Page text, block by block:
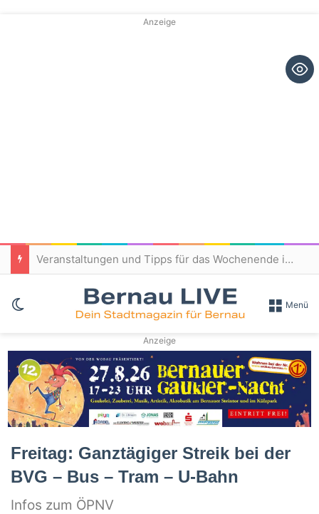
Anzeige
Veranstaltungen und Tipps für das Wochenende in und um Bernau
Skin umschalten Menü
Anzeige
Freitag: Ganztägiger Streik bei der
BVG – Bus – Tram – U-Bahn
Infos zum ÖPNV